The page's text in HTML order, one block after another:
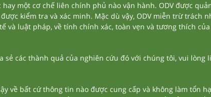
một cơ chế liên chính phủ nào vận hành. ODV được
kiểm tra và xác minh. Mặc dù vậy, ODV miễn trừ trách
và luật pháp, về tính chính xác, toàn vẹn và tương thích
các thành quả của nghiên cứu đó với chúng tôi, vui lòng
về bất cứ thông tin nào được cung cấp và không làm tổn